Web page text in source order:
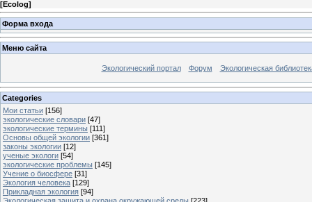
[Ecolog]
Форма входа
Меню сайта
Экологический портал Форум Экологическая
Categories
Мои статьи [156]
экологические словари [47]
экологические термины [111]
Основы общей экологии [361]
законы экологии [12]
ученые экологи [54]
экологические проблемы [145]
Учение о биосфере [31]
Экология человека [129]
Прикладная экология [94]